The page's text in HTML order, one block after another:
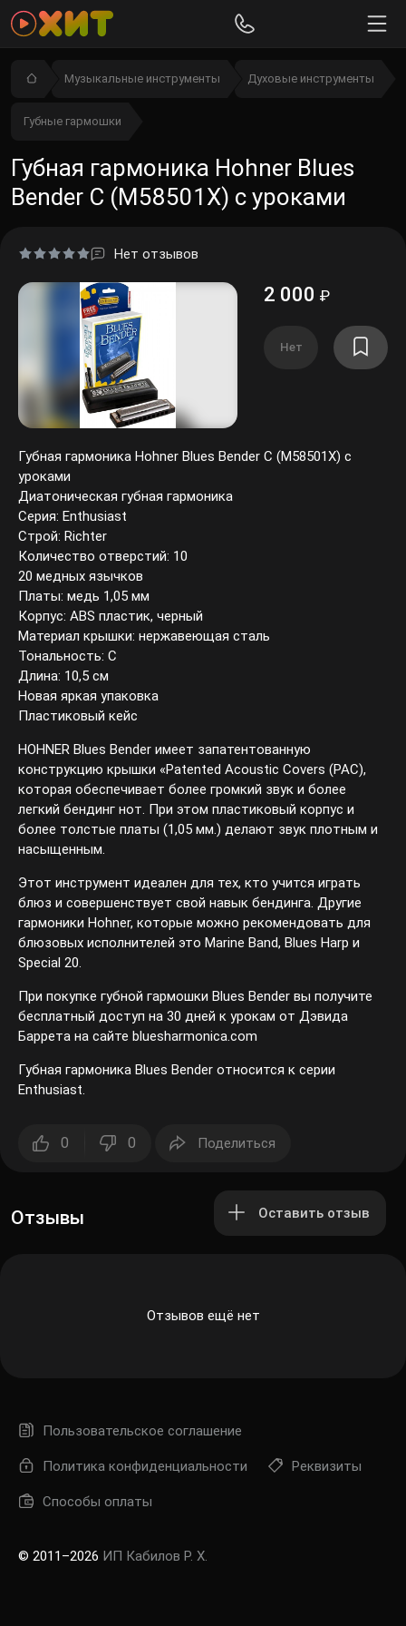
Музыкальные инструменты Духовые инструменты
Губные гармошки
Губная гармоника Hohner Blues
Bender C (M58501X) с уроками
Нет отзывов
2 000 ₽
Нет
Губная гармоника Hohner Blues Bender C (M58501X) с
уроками
Диатоническая губная гармоника
Серия: Enthusiast
Строй: Richter
Количество отверстий: 10
20 медных язычков
Платы: медь 1,05 мм
Корпус: ABS пластик, черный
Материал крышки: нержавеющая сталь
Тональность: C
Длина: 10,5 см
Новая яркая упаковка
Пластиковый кейс
HOHNER Blues Bender имеет запатентованную
конструкцию крышки «Patented Acoustic Covers (PAC),
которая обеспечивает более громкий звук и более
легкий бендинг нот. При этом пластиковый корпус и
более толстые платы (1,05 мм.) делают звук плотным и
насыщенным.
Этот инструмент идеален для тех, кто учится играть
блюз и совершенствует свой навык бендинга. Другие
гармоники Hohner, которые можно рекомендовать для
блюзовых исполнителей это Marine Band, Blues Harp и
Special 20.
При покупке губной гармошки Blues Bender вы получите
бесплатный доступ на 30 дней к урокам от Дэвида
Баррета на сайте bluesharmonica.com
Губная гармоника Blues Bender относится к серии
Enthusiast.
0 0 Поделиться
Отзывы Оставить отзыв
Отзывов ещё нет
Пользовательское соглашение
Политика конфиденциальности Реквизиты
Способы оплаты
© 2011–2026 ИП Кабилов Р. Х.